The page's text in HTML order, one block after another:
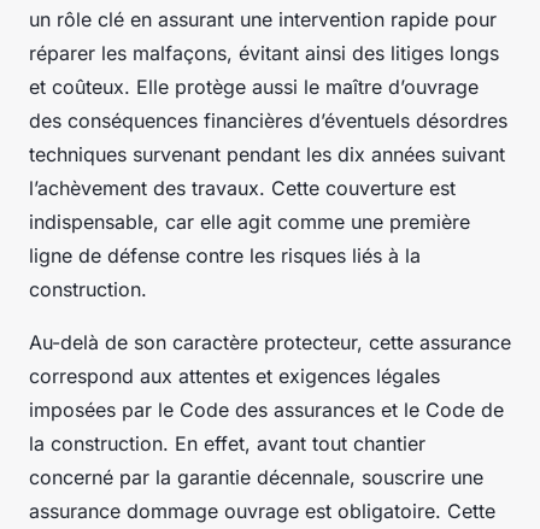
un rôle clé en assurant une intervention rapide pour
réparer les malfaçons, évitant ainsi des litiges longs
et coûteux. Elle protège aussi le maître d’ouvrage
des conséquences financières d’éventuels désordres
techniques survenant pendant les dix années suivant
l’achèvement des travaux. Cette couverture est
indispensable, car elle agit comme une première
ligne de défense contre les risques liés à la
construction.
Au-delà de son caractère protecteur, cette assurance
correspond aux attentes et exigences légales
imposées par le Code des assurances et le Code de
la construction. En effet, avant tout chantier
concerné par la garantie décennale, souscrire une
assurance dommage ouvrage est obligatoire. Cette